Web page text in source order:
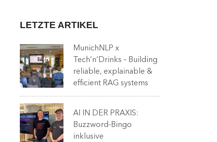
LETZTE ARTIKEL
MunichNLP x
Tech’n’Drinks – Building
reliable, explainable &
efficient RAG systems
AI IN DER PRAXIS:
Buzzword-Bingo
inklusive